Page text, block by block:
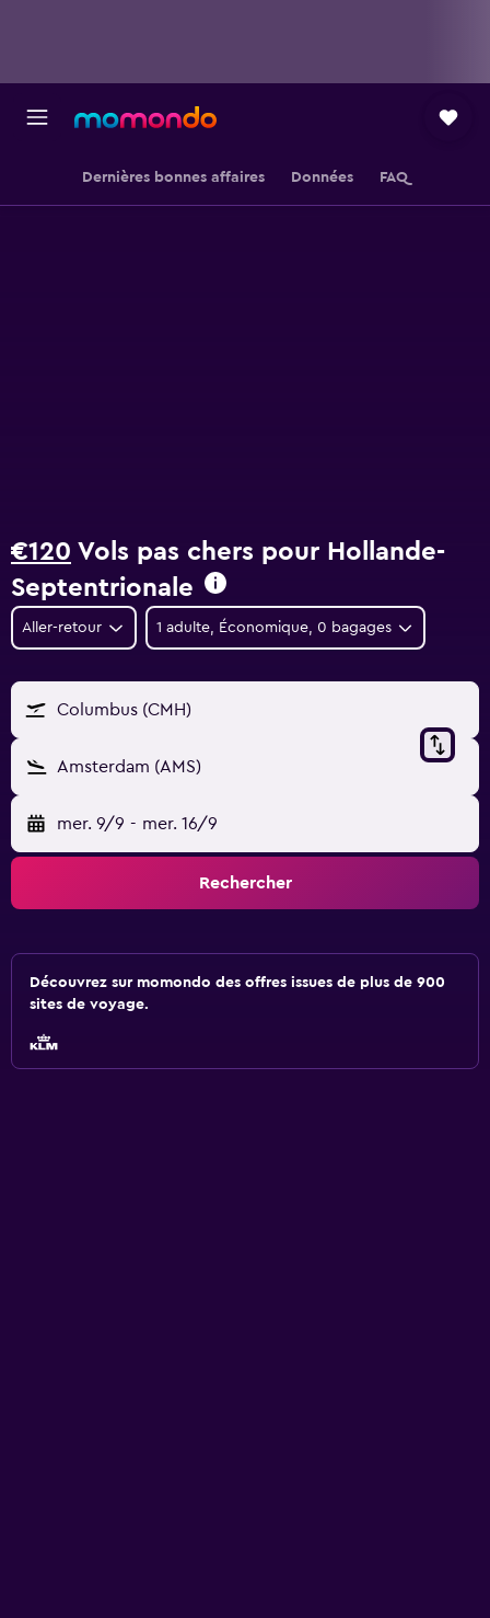
Dernières bonnes affaires Données FAQ
€120 Vols pas chers pour Hollande-
Septentrionale
Aller-retour 1 adulte, Économique, 0 bagages
Columbus (CMH)
Amsterdam (AMS)
mer. 9/9 - mer. 16/9
Rechercher
Découvrez sur momondo des offres issues de plus de 900
sites de voyage.